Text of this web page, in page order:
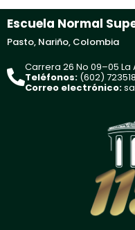
Escuela Normal
Pasto, Nariño, Colombia
Carrera 26 No 09–05 La
Teléfonos: (602)
Correo electrónico: